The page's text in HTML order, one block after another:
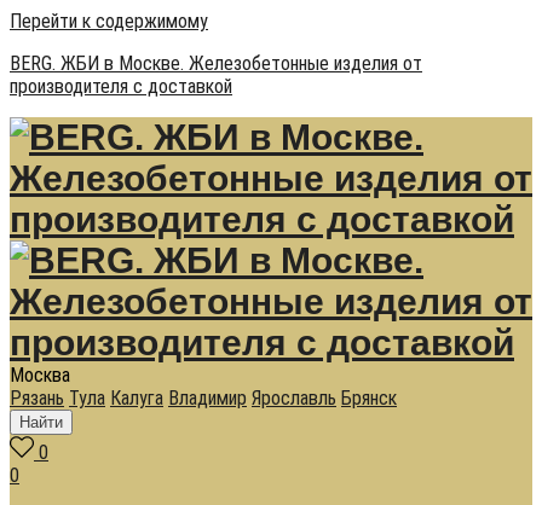
Перейти к содержимому
BERG. ЖБИ в Москве. Железобетонные изделия от
производителя с доставкой
Москва
Рязань Тула Калуга Владимир Ярославль Брянск
Найти
0
0